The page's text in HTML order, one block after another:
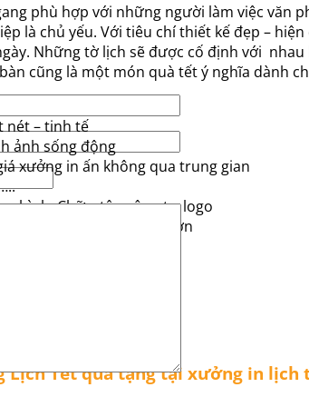
phù hợp với những người làm việc văn
là chủ yếu. Với tiêu chí thiết kế đẹp –
Những tờ lịch sẽ được cố định với
cũng là một món quà tết ý nghĩa dành
nét – tinh tế
ảnh sống động
xưởng in ấn không qua trung gian
hình, Chữ – tên công ty, logo
ĐÃI khi mua số lượng lớn
in:
Tết quà tặng tại xưởng in lịch